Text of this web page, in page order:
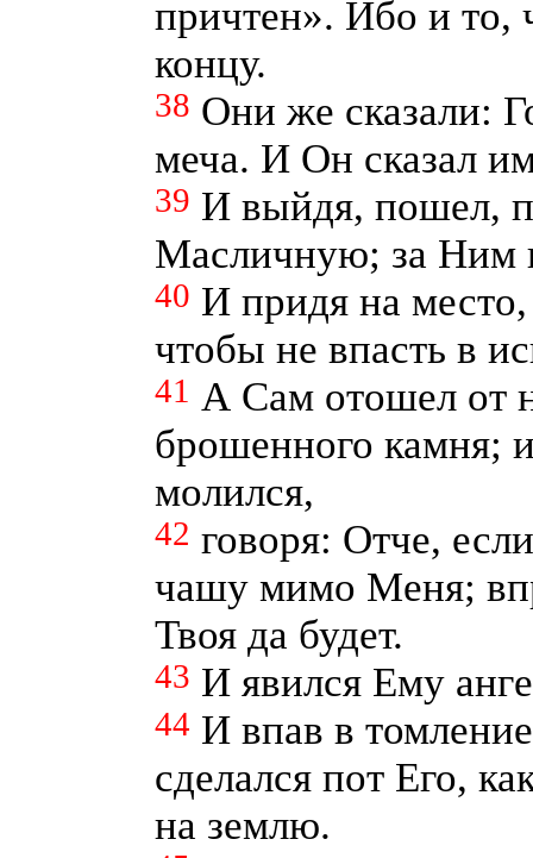
причтен». Ибо и то,
концу.
38 Они же сказали:
меча. И Он сказал
39 И выйдя, пошел,
Масличную; за Ним
40 И придя на
чтобы не впасть в
41 А Сам отошел от
брошенного камня;
молился,
42 говоря: Отче,
чашу мимо Меня;
Твоя да будет.
43 И явился Ему
44 И впав в
сделался пот Его,
на землю.